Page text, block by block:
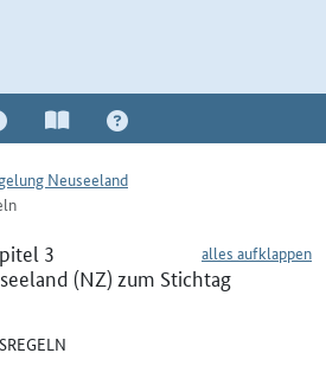
Neuseeland
alles aufklappen
3
(NZ) zum Stichtag